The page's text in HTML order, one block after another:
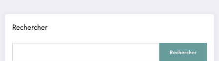
Rechercher
Rechercher